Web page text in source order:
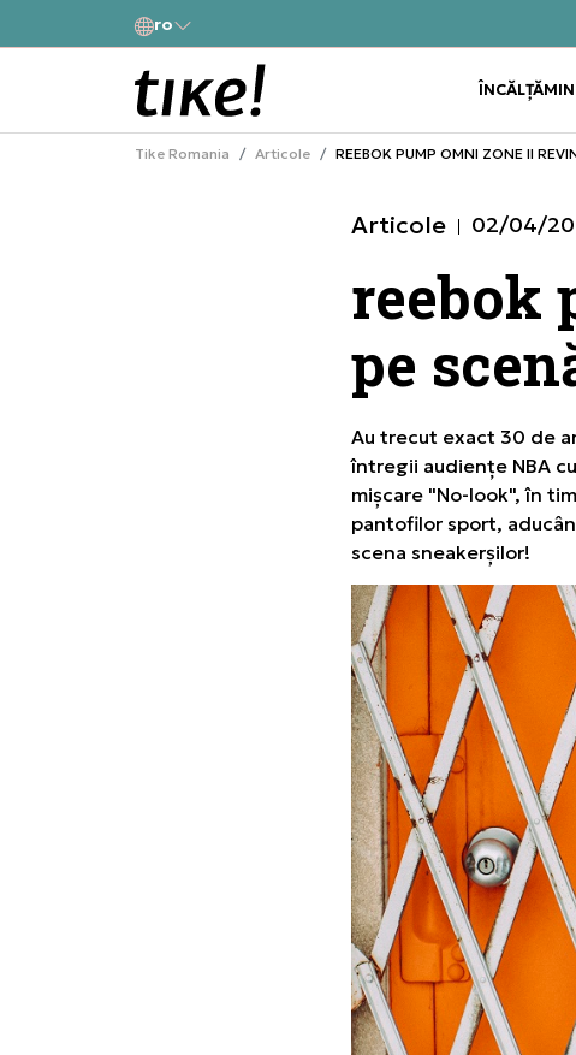
ro
Tike Romania Articole REEBOK PUMP OMNI ZONE II
Articole 02/04/
reebok
pe
Au trecut exact 30 de
întregii audiențe NBA
mișcare "No-look", în
pantofilor sport,
scena sneakerșilor!